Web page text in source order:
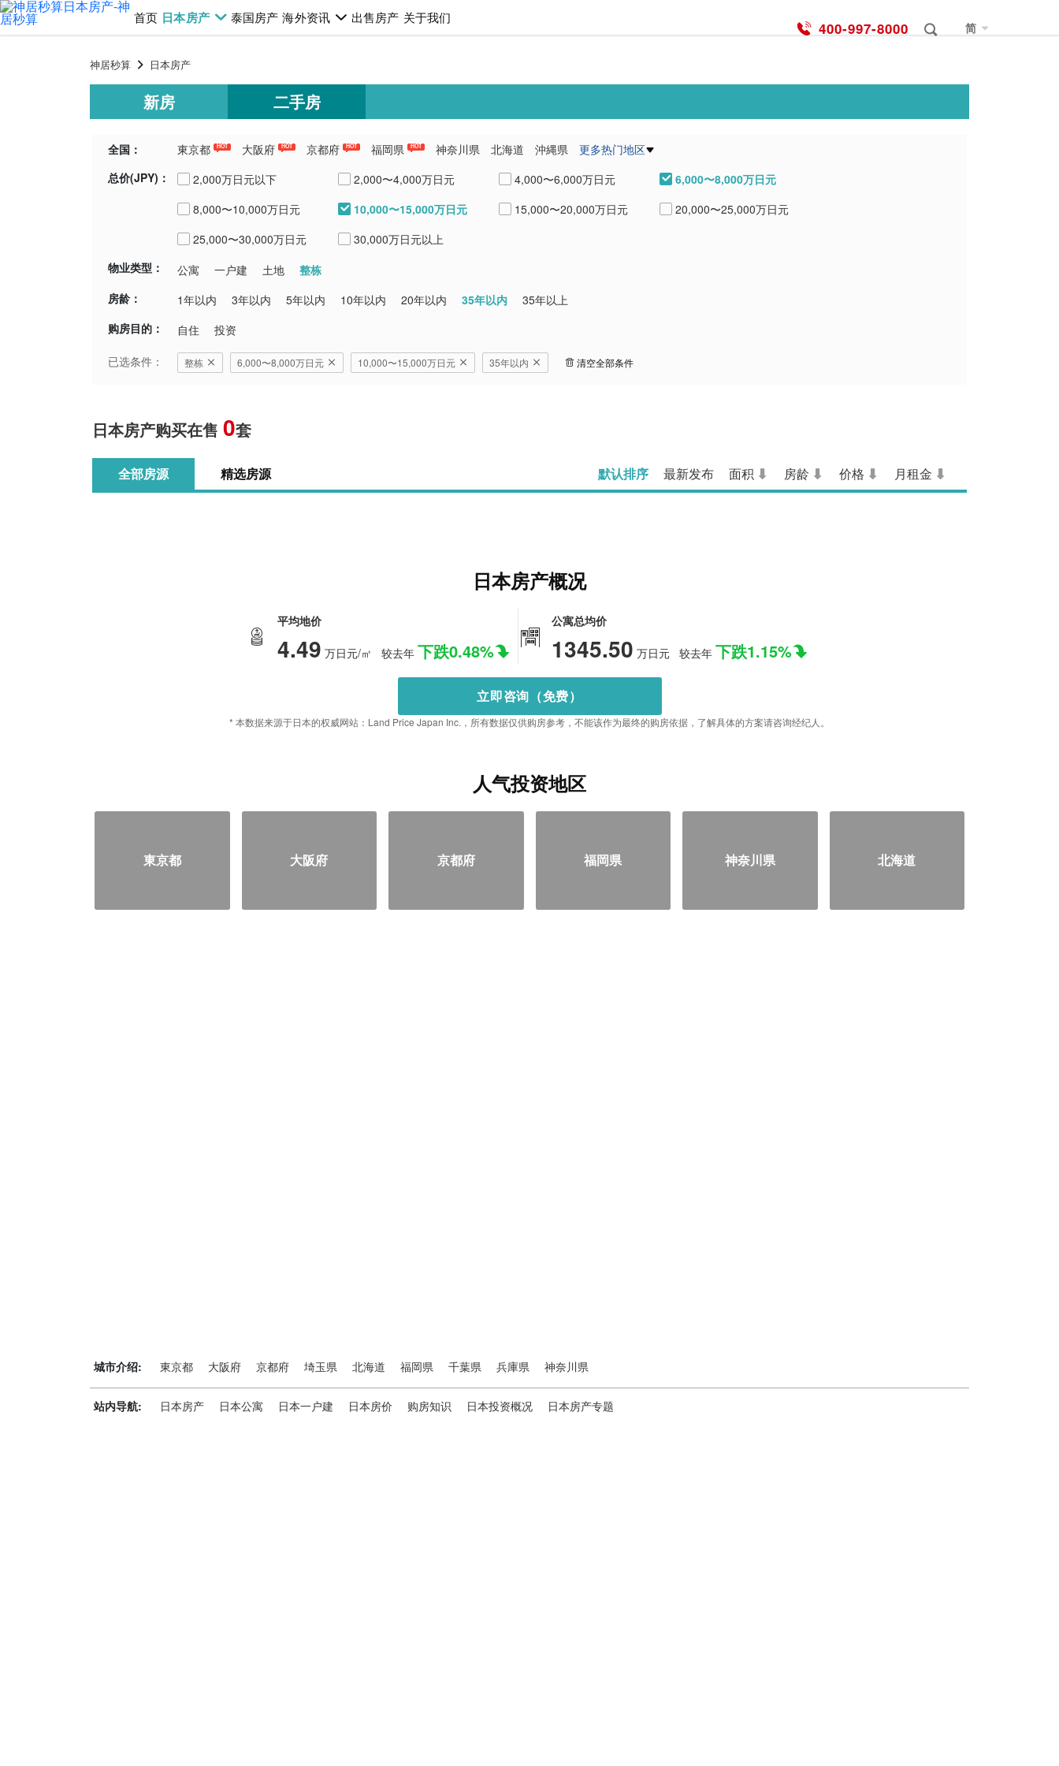
400-997-8000 简
首页 日本房产 泰国房产 海外资讯 出售房产 关于我们
神居秒算 日本房产
新房 二手房
全国： 東京都 HOT 大阪府 HOT 京都府 HOT 福岡県 HOT 神奈川県 北海道 沖縄県
更多热门地区
千葉県
埼玉県 青森県 新潟県 愛知県 熊本県
总价(JPY)： 2,000万日元以下 2,000〜4,000万日元 4,000〜6,000万日元
6,000〜8,000万日元
8,000〜10,000万日元
10,000〜15,000万日元 15,000〜20,000万日元
20,000〜25,000万日元
25,000〜30,000万日元
30,000万日元以上
物业类型：
公寓 一户建 土地
整栋
房龄：
1年以内 3年以内 5年以内 10年以内 20年以内 35年以内
35年以上
购房目的：
自住
投资
已选条件：
整栋 6,000〜8,000万日元 10,000〜15,000万日元 35年以内 清空全部条件
日本房产购买在售 0套
全部房源 精选房源 默认排序 最新发布 面积 房龄 价格 月租金
日本房产概况
平均地价
4.49 万日元/㎡ 较去年 下跌0.48%
公寓总均价
1345.50 万日元 较去年 下跌1.15%
立即咨询（免费）
* 本数据来源于日本的权威网站：Land Price Japan Inc.，所有数据仅供购房参考，不能该作为最终的购房依据，了解具体的方案请咨询经纪人。
人气投资地区
東京都 大阪府 京都府 福岡県 神奈川県 北海道
城市介绍: 東京都 大阪府 京都府 埼玉県 北海道 福岡県 千葉県 兵庫県 神奈川県
站内导航: 日本房产 日本公寓 日本一户建 日本房价 购房知识 日本投资概况 日本房产专题